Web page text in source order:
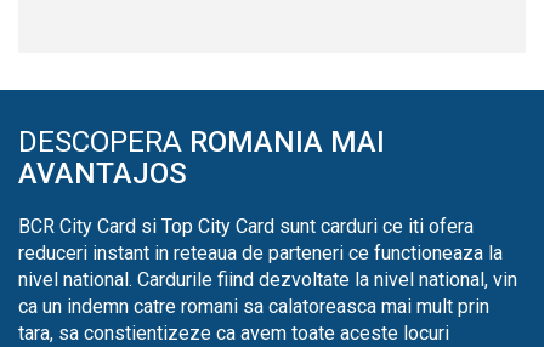
DESCOPERA ROMANIA MAI
AVANTAJOS
BCR City Card si Top City Card sunt carduri ce iti ofera
reduceri instant in reteaua de parteneri ce functioneaza la
nivel national. Cardurile fiind dezvoltate la nivel national, vin
ca un indemn catre romani sa calatoreasca mai mult prin
tara, sa constientizeze ca avem toate aceste locuri